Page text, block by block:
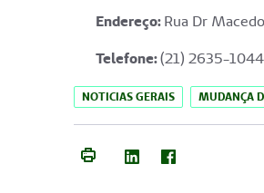
Endereço:Rua Dr
Telefone:(21) 2635-1044
NOTICIAS GERAIS MUDANÇA